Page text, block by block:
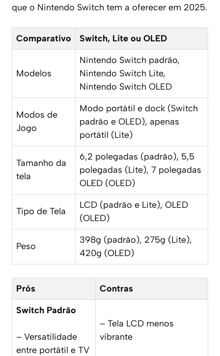
que o Nintendo Switch tem a oferecer em 2025.
Comparativo Switch, Lite ou OLED
Modelos
Nintendo Switch padrão,
Nintendo Switch Lite,
Nintendo Switch OLED
Modos de
Jogo
Modo portátil e dock (Switch
padrão e OLED), apenas
portátil (Lite)
Tamanho da
tela
6,2 polegadas (padrão), 5,5
polegadas (Lite), 7 polegadas
OLED (OLED)
Tipo de Tela
LCD (padrão e Lite), OLED
(OLED)
Peso
398g (padrão), 275g (Lite),
420g (OLED)
Prós
Contras
Switch Padrão
– Versatilidade
entre portátil e TV
– Tela LCD menos
vibrante